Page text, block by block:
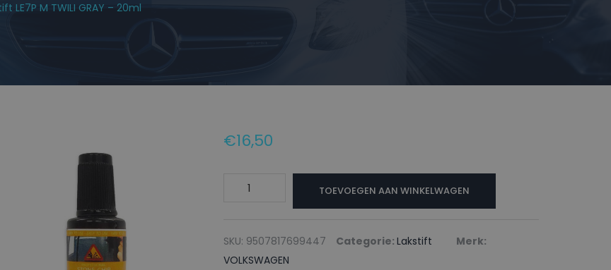
LE7P M TWILI GRAY – 20ml
€16,50
VOLKSWAGEN
M
TWILI
TOEVOEGEN AAN WINKELWAGEN
SKU: 9507817699447 Categorie: Lakstift
Merk:
VOLKSWAGEN